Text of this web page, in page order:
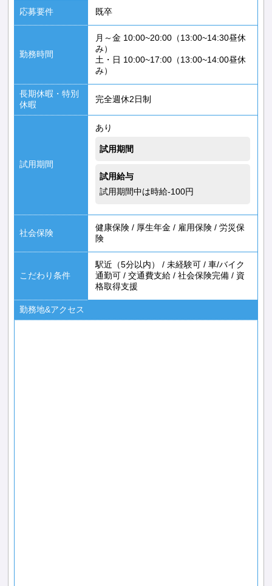
応募要件 既卒
勤務時間
月～金 10:00~20:00（13:00~14:30昼休
み）
土・日 10:00~17:00（13:00~14:00昼休
み）
長期休暇・特別
休暇
完全週休2日制
試用期間
あり
試用期間
試用給与
試用期間中は時給-100円
社会保険
健康保険/ 厚生年金 / 雇用保険/ 労災保
険
こだわり条件
駅近（5分以内） / 未経験可/ 車/バイク
通勤可/ 交通費支給 / 社会保険完備/ 資
格取得支援
勤務地&アクセス